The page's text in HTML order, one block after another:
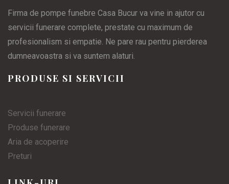
Firma de pompe funebre Casa Bucur va vine in ajutor cu
servicii funerare complete, prestate cu maximum de
profesionalism si empatie. Ne pare rau pentru pierderea
dumneavoastra si va suntem alaturi.
PRODUSE SI SERVICII
Servicii funerare
Produse funerare
Aria de acoperire
Preturi